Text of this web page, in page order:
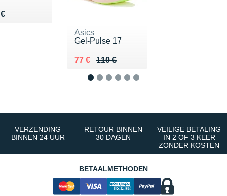
160 €
Asics
Gel-Pulse 17
110 €
Au lieu de 110 €
77 €
Vendu 77 €
VERZENDING
BINNEN 24 UUR
RETOUR BINNEN
30 DAGEN
VEILIGE BETALING
IN 2 OF 3 KEER
ZONDER KOSTEN
BETAALMETHODEN